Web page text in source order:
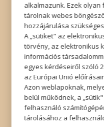
alkalmazunk. Ezek
tárolnak webes
hozzájárulása
A „sütiket" az
törvény, az elektronikus
információs
egyes kérdéseiről szóló
az Európai Unió
Azon weblapoknak,
belül működnek, a
felhasználó
tárolásához a